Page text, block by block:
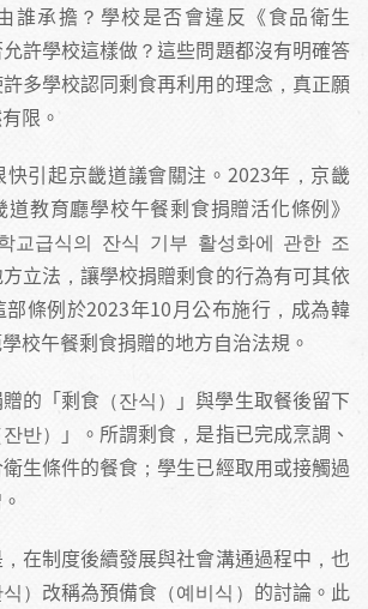
誰承擔？學校是否會違反《食品衛生
許學校這樣做？這些問題都沒有明確答
多學校認同剩食再利用的理念，真正願
限。
快引起京畿道議會關注。2023年，京畿
教育廳學校午餐剩食捐贈活化條例》
교급식의 잔식 기부 활성화에 관한 조
立法，讓學校捐贈剩食的行為有可其依
條例於2023年10月公布施行，成為韓
校午餐剩食捐贈的地方自治法規。
的「剩食（잔식）」與學生取餐後留下
반）」。所謂剩食，是指已完成烹調、
生條件的餐食；學生已經取用或接觸過
在制度後續發展與社會溝通過程中，也
）改稱為預備食（예비식）的討論。此